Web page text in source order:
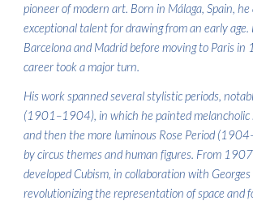
pioneer of modern art. Born in Málaga, Spain, he
exceptional talent for drawing from an early age.
Barcelona and Madrid before moving to Paris
career took a major turn.
His work spanned several stylistic periods,
(1901–1904), in which he painted melancholic
and then the more luminous Rose Period
by circus themes and human figures. From
developed Cubism, in collaboration with Georges
revolutionizing the representation of space and